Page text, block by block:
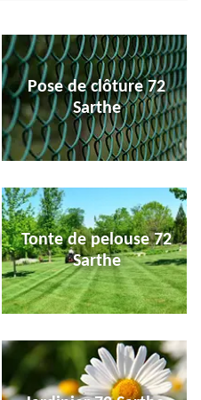
Pose de clôture 72
Sarthe
Tonte de pelouse 72
Sarthe